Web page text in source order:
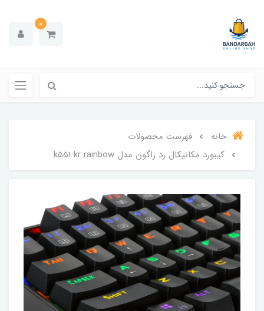
0
خانه
فهرست محصولات
كيبورد مكانيكال رد راگون مدل k551 kr rainbow